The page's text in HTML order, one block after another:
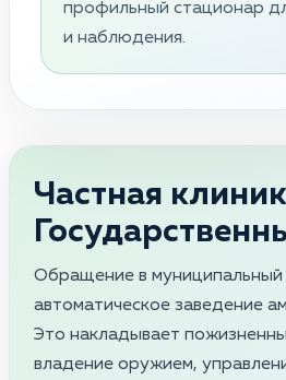
профильный стационар
и наблюдения.
Частная
Обращение в муниципальный
автоматическое заведение
Это накладывает
владение оружием,